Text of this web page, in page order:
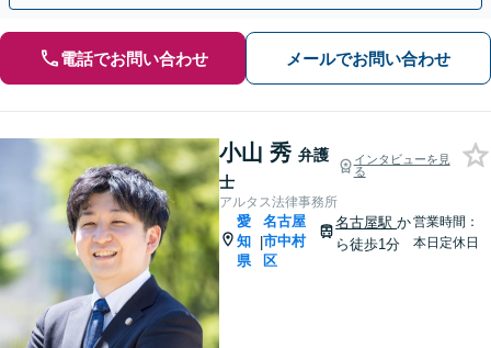
電話でお問い合わせ メールでお問い合わせ
小山 秀 弁護
士
インタビューを見
る
アルタス法律事務所
愛
知
県
|
名古屋
市中村
区
名古屋駅か
ら徒歩1分
営業時間：
本日定休日